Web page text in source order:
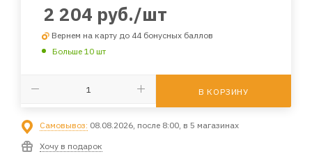
2 204 руб./шт
Вернем на карту до 44 бонусных баллов
Больше 10 шт
В КОРЗИНУ
Самовывоз: 08.08.2026, после 8:00, в 5 магазинах
Хочу в подарок